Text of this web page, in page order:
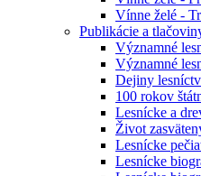
Vínne želé -
Publikácie a
Významné
Významné
Dejiny
100 rokov
Lesnícke a
Život
Lesnícke
Lesnícke